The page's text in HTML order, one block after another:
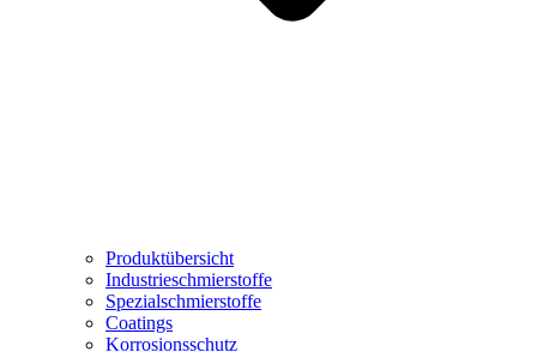
Produktübersicht
Industrieschmierstoffe
Spezialschmierstoffe
Coatings
Korrosionsschutz